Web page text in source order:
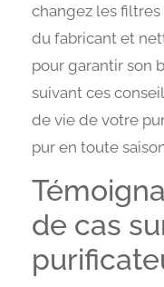
changez les
du fabricant et
pour garantir son
suivant ces
de vie de votre
pur en toute
de cas